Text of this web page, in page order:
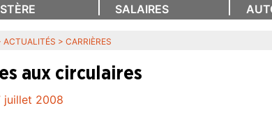
SALAIRES
ACTUALITÉS > CARRIÈRES
aux circulaires
juillet 2008